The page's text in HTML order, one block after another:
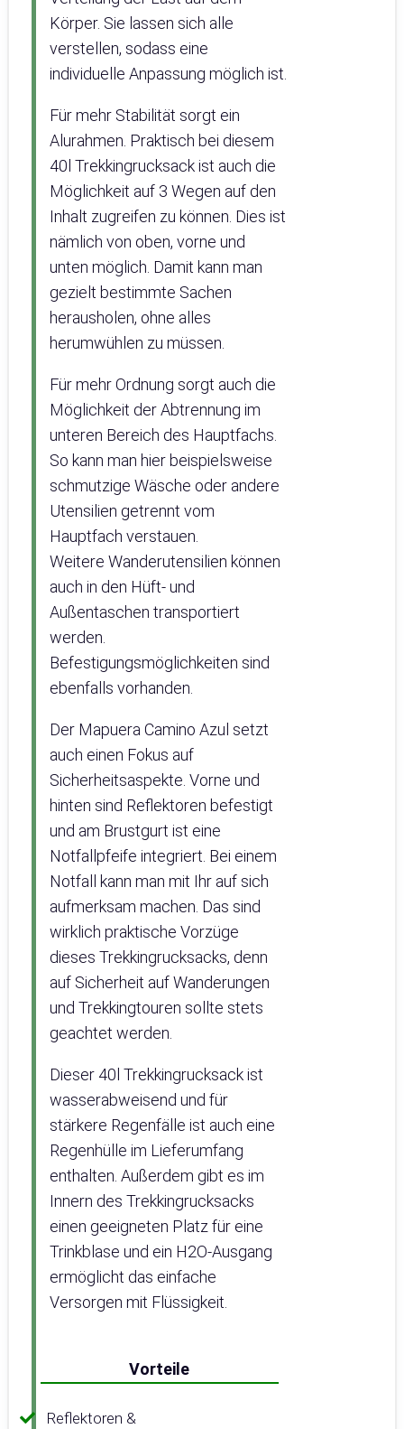
Körper. Sie lassen sich alle
verstellen, sodass eine
individuelle Anpassung möglich ist.
Für mehr Stabilität sorgt ein
Alurahmen. Praktisch bei diesem
40l Trekkingrucksack ist auch die
Möglichkeit auf 3 Wegen auf den
Inhalt zugreifen zu können. Dies ist
nämlich von oben, vorne und
unten möglich. Damit kann man
gezielt bestimmte Sachen
herausholen, ohne alles
herumwühlen zu müssen.
Für mehr Ordnung sorgt auch die
Möglichkeit der Abtrennung im
unteren Bereich des Hauptfachs.
So kann man hier beispielsweise
schmutzige Wäsche oder andere
Utensilien getrennt vom
Hauptfach verstauen.
Weitere Wanderutensilien können
auch in den Hüft- und
Außentaschen transportiert
werden.
Befestigungsmöglichkeiten sind
ebenfalls vorhanden.
Der Mapuera Camino Azul setzt
auch einen Fokus auf
Sicherheitsaspekte. Vorne und
hinten sind Reflektoren befestigt
und am Brustgurt ist eine
Notfallpfeife integriert. Bei einem
Notfall kann man mit Ihr auf sich
aufmerksam machen. Das sind
wirklich praktische Vorzüge
dieses Trekkingrucksacks, denn
auf Sicherheit auf Wanderungen
und Trekkingtouren sollte stets
geachtet werden.
Dieser 40l Trekkingrucksack ist
wasserabweisend und für
stärkere Regenfälle ist auch eine
Regenhülle im Lieferumfang
enthalten. Außerdem gibt es im
Innern des Trekkingrucksacks
einen geeigneten Platz für eine
Trinkblase und ein H2O-Ausgang
ermöglicht das einfache
Versorgen mit Flüssigkeit.
Vorteile
Reflektoren &